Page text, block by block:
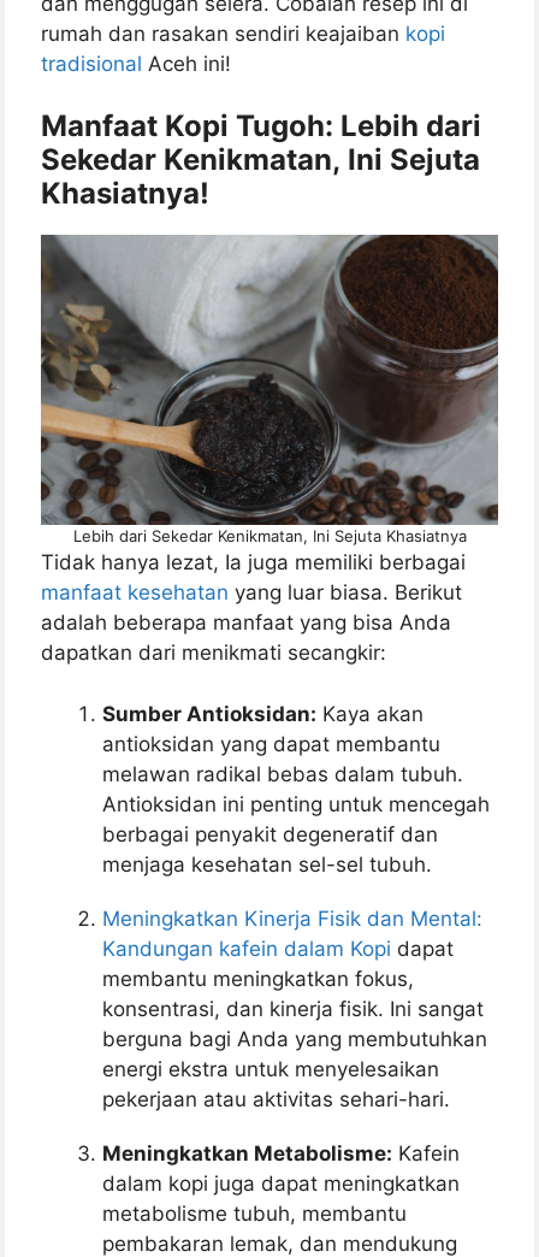
rumah dan rasakan sendiri keajaiban kopi
tradisional Aceh ini!
Manfaat Kopi Tugoh: Lebih dari
Sekedar Kenikmatan, Ini Sejuta
Khasiatnya!
Lebih dari Sekedar Kenikmatan, Ini Sejuta Khasiatnya
Tidak hanya lezat, Ia juga memiliki berbagai
manfaat kesehatan yang luar biasa. Berikut
adalah beberapa manfaat yang bisa Anda
dapatkan dari menikmati secangkir:
Sumber Antioksidan: Kaya akan
antioksidan yang dapat membantu
melawan radikal bebas dalam tubuh.
Antioksidan ini penting untuk mencegah
berbagai penyakit degeneratif dan
menjaga kesehatan sel-sel tubuh.
Meningkatkan Kinerja Fisik dan Mental:
Kandungan kafein dalam Kopi dapat
membantu meningkatkan fokus,
konsentrasi, dan kinerja fisik. Ini sangat
berguna bagi Anda yang membutuhkan
energi ekstra untuk menyelesaikan
pekerjaan atau aktivitas sehari-hari.
Meningkatkan Metabolisme: Kafein
dalam kopi juga dapat meningkatkan
metabolisme tubuh, membantu
pembakaran lemak, dan mendukung